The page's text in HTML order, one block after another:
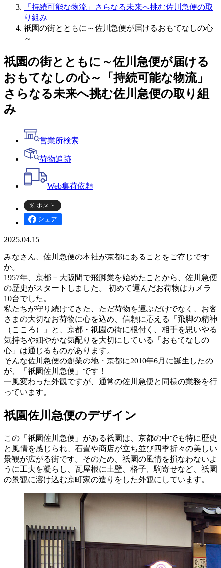
「持続可能な物流」さらなる未来へ挑む佐川急便の取
り組み
祇園の街とともに～佐川急便が届けるおもてなしの心
～
祇園の街とともに～佐川急便が届ける
おもてなしの心～
「持続可能な物流」
さらなる未来へ挑む佐川急便の取り組
み
営業所検索
荷物追跡
Web集荷依頼
2025.04.15
みなさん、佐川急便の本社が京都にあることをご存じです
か。
1957年、京都－大阪間で飛脚業を始めたことから、佐川急便
の歴史がスタートしました。 初めて運んだお荷物はカメラ
10台でした。
私たちが守り続けてきた、ただ荷物を運ぶだけでなく、お客
さまの大切なお荷物に心を込め、信頼に応える「飛脚の精神
（こころ）」と、京都・祇園の街に根付く、相手を思いやる
気持ちや細やかな気配りを大切にしている「おもてなしの
心」は通じるものがあります。
そんな佐川急便の創業の地・京都に2010年6月に誕生したの
が、「祇園佐川急便」です！
一風変わった外観ですが、通常の佐川急便と同様の業務を行
っています。
祇園佐川急便のデザイン
この「祇園佐川急便」がある祇園は、京都の中でも特に歴史
と風情を感じられ、石畳や商店が立ち並び四季折々の美しい
景観が広がる街です。そのため、祇園の風情を損なわないよ
うに工夫を凝らし、瓦屋根に土壁、格子、駒寄せなど、祇園
の景観に溶け込む京町家の造りをした外観にしています。